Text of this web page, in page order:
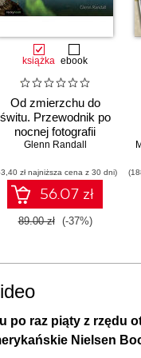
książka ebook
Od zmierzchu do
świtu. Przewodnik po
nocnej fotografii
krajobrazowej.
Glenn Randall
zł najniższa cena z 30 dni)
56.07 zł
89.00 zł (-37%)
po raz piąty z rzędu
Nielsen